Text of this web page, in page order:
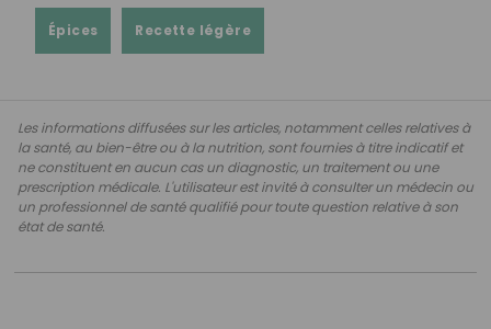
Épices Recette légère
Les informations diffusées sur les articles, notamment celles relatives à
la santé, au bien-être ou à la nutrition, sont fournies à titre indicatif et
ne constituent en aucun cas un diagnostic, un traitement ou une
prescription médicale. L'utilisateur est invité à consulter un médecin ou
un professionnel de santé qualifié pour toute question relative à son
état de santé.